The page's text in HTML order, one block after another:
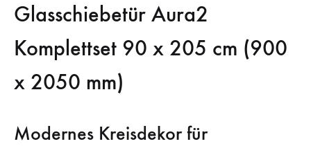
Glasschiebetür Aura2
Komplettset 90 x 205 cm (900
x 2050 mm)
Modernes Kreisdekor für